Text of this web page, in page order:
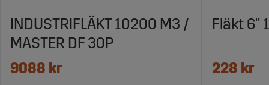
INDUSTRIFLÄKT 10200 M3 /
MASTER DF 30P
9088 kr
Fläkt 6"
228 kr